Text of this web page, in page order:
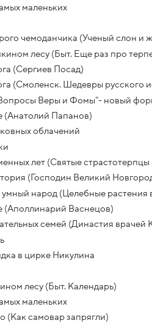
маленьких
чемоданчика (Ученый слон и
лесу (Быт. Еще раз про
(Сергиев Посад)
(Смоленск. Шедевры русского
Веры и Фомы"- новый
(Анатолий Папанов)
облачений
лет (Святые страстотерпцы
(Господин Великий
народ (Целебные растения
(Аполлинарий Васнецов)
семей (Династия врачей
в цирке Никулина
лесу (Быт. Календарь)
маленьких
(Как самовар запрягли)